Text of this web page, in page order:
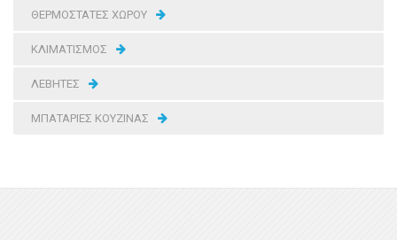
ΘΕΡΜΟΣΤΑΤΕΣ ΧΩΡΟΥ
ΚΛΙΜΑΤΙΣΜΟΣ
ΛΕΒΗΤΕΣ
ΜΠΑΤΑΡΙΕΣ ΚΟΥΖΙΝΑΣ